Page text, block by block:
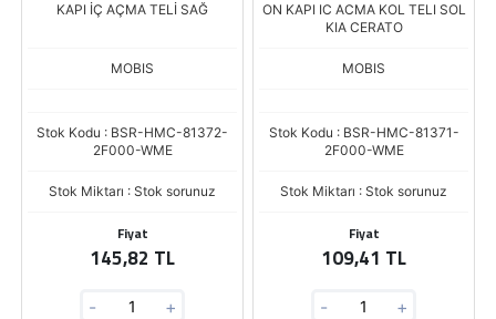
KAPI İÇ AÇMA TELİ SAĞ
MOBIS
Stok Kodu : BSR-HMC-81372-
2F000-WME
Stok Miktarı : Stok sorunuz
Fiyat
145,82 TL
- +
ON KAPI IC ACMA KOL TELI SOL
KIA CERATO
MOBIS
Stok Kodu : BSR-HMC-81371-
2F000-WME
Stok Miktarı : Stok sorunuz
Fiyat
109,41 TL
- +